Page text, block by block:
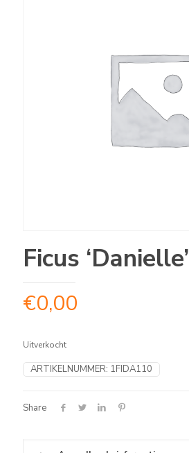
Ficus ‘Danielle’
€0,00
Uitverkocht
ARTIKELNUMMER: 1FIDA110
Share